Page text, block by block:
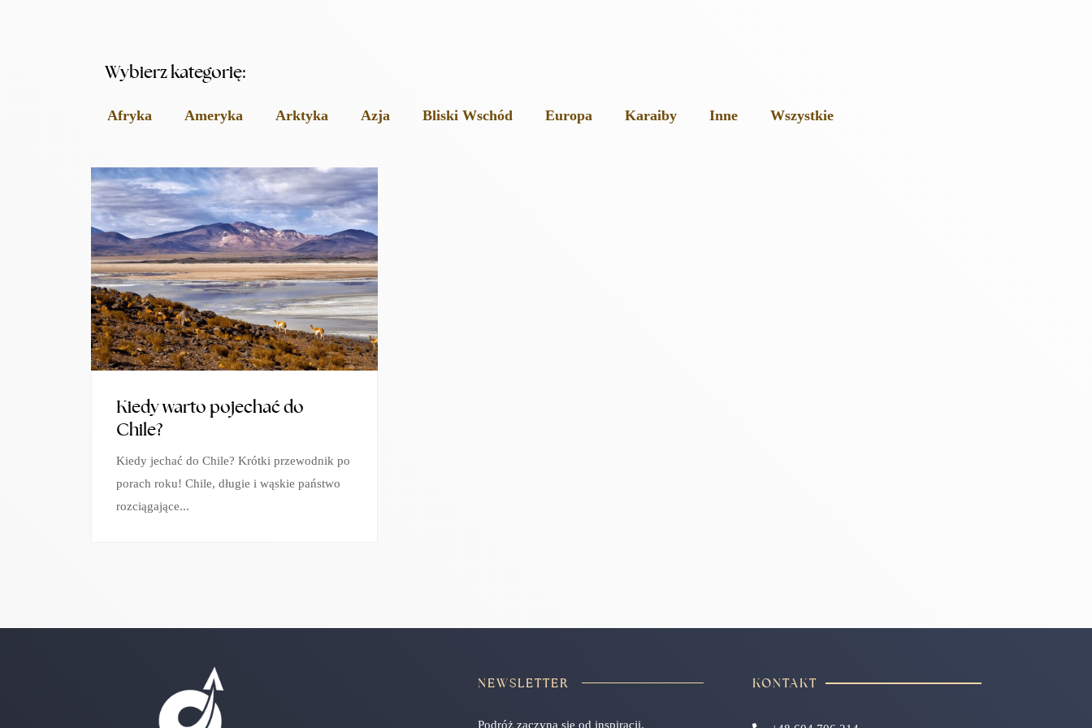
Wybierz kategorię:
Afryka Ameryka Arktyka Azja Bliski Wschód Europa Karaiby Inne Wszystkie
Kiedy warto pojechać do
Chile?
Kiedy jechać do Chile? Krótki przewodnik po
porach roku! Chile, długie i wąskie państwo
rozciągające...
NEWSLETTER
Podróż zaczyna się od inspiracji.
KONTAKT